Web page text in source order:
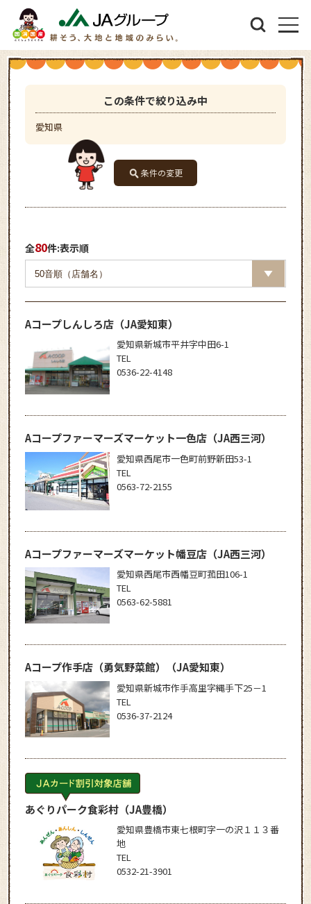
この条件で絞り込み中
愛知県
条件の変更
全80件:表示順
Aコープしんしろ店（JA愛知東）
愛知県新城市平井字中田6-1
TEL
0536-22-4148
Aコープファーマーズマーケット一色店（JA西三河）
愛知県西尾市一色町前野新田53-1
TEL
0563-72-2155
Aコープファーマーズマーケット幡豆店（JA西三河）
愛知県西尾市西幡豆町菰田106-1
TEL
0563-62-5881
Aコープ作手店（勇気野菜館） （JA愛知東）
愛知県新城市作手高里字縄手下25－1
TEL
0536-37-2124
あぐりパーク食彩村（JA豊橋）
愛知県豊橋市東七根町字一の沢１１３番
地
TEL
0532-21-3901